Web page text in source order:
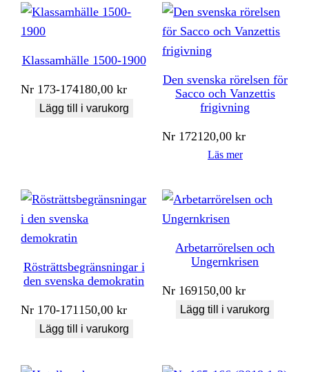
Klassamhälle 1500-1900
Nr 173-174180,00kr
Lägg till i varukorg
Den svenska rörelsen för
Sacco och Vanzettis
frigivning
Nr 172120,00kr
Läs mer
Rösträttsbegränsningar i
den svenska demokratin
Nr 170-171150,00kr
Lägg till i varukorg
Arbetarrörelsen och
Ungernkrisen
Nr 169150,00kr
Lägg till i varukorg